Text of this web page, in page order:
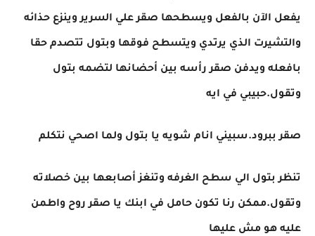
يفعل الآن بالفعل ويسطحها صقر علي السرير وينزع حذائه
والتشيرت الذي يرتدي ويتسطح فوقها وبتول تتصدم حقا
بافعله ويدفن صقر رأسه بين أحضانها لتضمه بتول
وتقول.حبيبي في ايه
صقر ببرود.سبيني انام شويه يا بتول ولما اصحي نتكلم
تنظر بتول الي سطح الغرفه وتنغز أصابعها بين خصلاته
وتقول.ممكن رنا تكون حامل في ابنك يا صقر روح واطمن
عليه هو مش عليها